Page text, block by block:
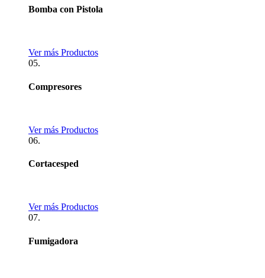
Bomba con Pistola
Ver más Productos
05.
Compresores
Ver más Productos
06.
Cortacesped
Ver más Productos
07.
Fumigadora